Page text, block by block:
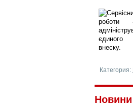
Категория:
Новини